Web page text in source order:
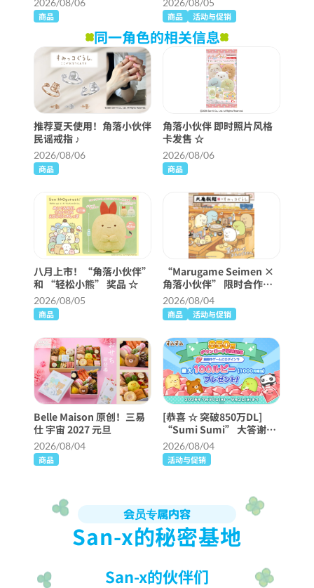
2026/08/06
商品
2026/08/05
商品 活动与促销
同一角色的相关信息
推荐夏天使用！角落小伙伴
民谣戒指 ♪
2026/08/06
商品
角落小伙伴 即时照片风格
卡发售 ☆
2026/08/06
商品
八月上市！“角落小伙伴”
和 “轻松小熊” 奖品 ☆
2026/08/05
商品
“Marugame Seimen ×
角落小伙伴” 限时合作！
第 2 部分已经开始！
2026/08/04
商品 活动与促销
Belle Maison 原创！三易
仕 宇宙 2027 元旦
2026/08/04
商品
[恭喜 ☆ 突破850万DL]
“Sumi Sumi” 大答谢活
动举行 ♪
2026/08/04
活动与促销
会员专属内容
San-x的秘密基地
San-x的伙伴们